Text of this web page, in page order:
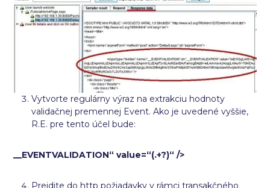
Vytvorte regulárny výraz na extrakciu hodnoty
validačnej premennej Event. Ako je uvedené vyššie,
R.E. pre tento účel bude:
__EVENTVALIDATION“ value=“(.+?)“ />
Prejdite do http požiadavky v rámci transakčného